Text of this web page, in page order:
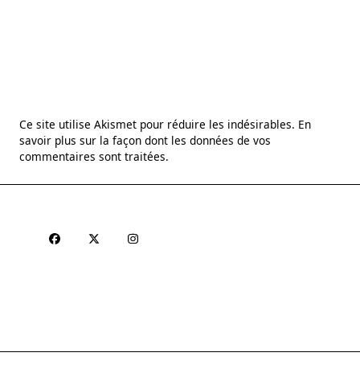
Ce site utilise Akismet pour réduire les indésirables. En
savoir plus sur la façon dont les données de vos
commentaires sont traitées.